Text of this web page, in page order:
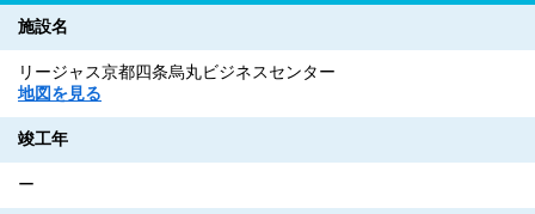
施設名
リージャス京都四条烏丸ビジネスセンター
地図を見る
竣工年
ー